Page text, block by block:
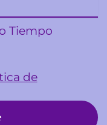
Tiempo
de